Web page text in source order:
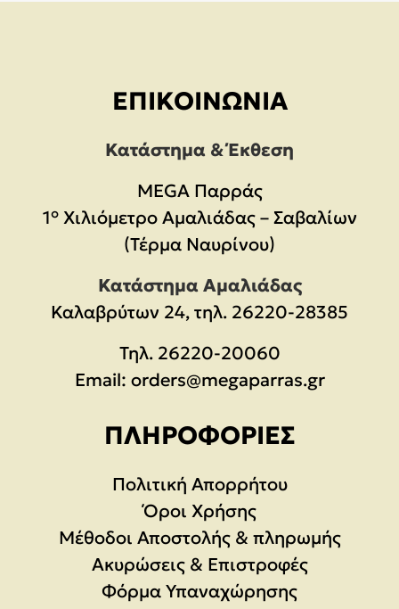
ΕΠΙΚΟΙΝΩΝΊΑ
Κατάστημα & Έκθεση
MEGA Παρράς
1° Χιλιόμετρο Αμαλιάδας – Σαβαλίων
(Τέρμα Ναυρίνου)
Κατάστημα Αμαλιάδας
Καλαβρύτων 24, τηλ. 26220-28385
Τηλ. 26220-20060
Email: orders@megaparras.gr
ΠΛΗΡΟΦΟΡΊΕΣ
Πολιτική Απορρήτου
Όροι Χρήσης
Μέθοδοι Αποστολής & πληρωμής
Ακυρώσεις & Επιστροφές
Φόρμα Υπαναχώρησης